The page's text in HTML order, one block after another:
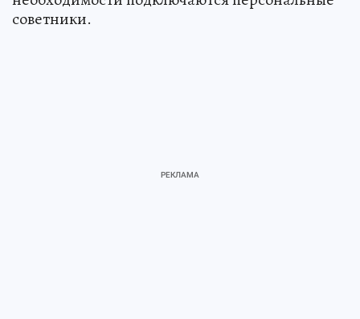
советники.